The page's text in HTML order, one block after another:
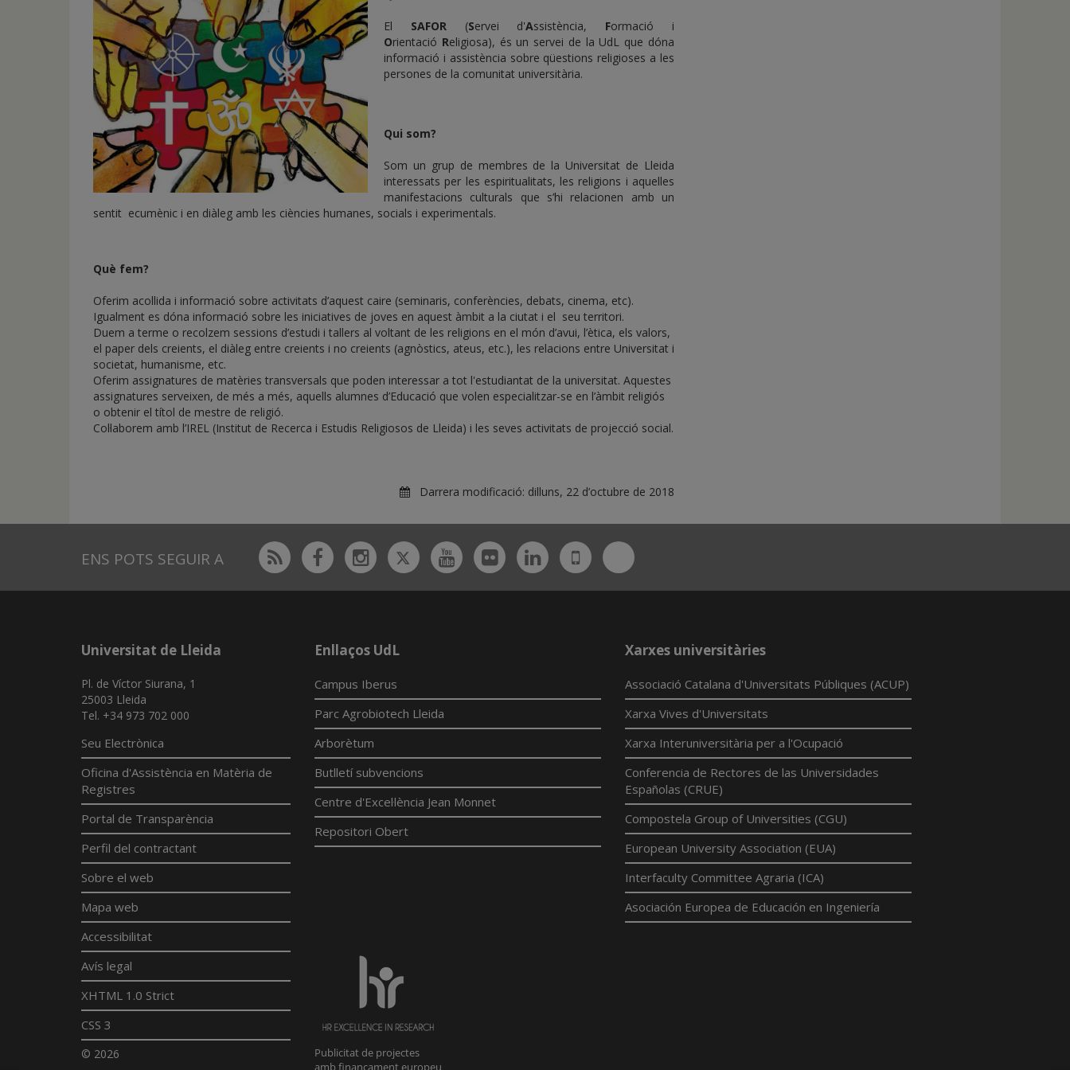
de
inicio
El SAFOR(Servei d'Assistència, Formació i
Orientació Religiosa), és un servei de la UdL que dóna
informació i assistència sobre qüestions religioses a les
persones de la comunitat universitària.
Qui som?
Som un grup de membres de la Universitat de Lleida
interessats per les espiritualitats, les religions i aquelles
manifestacions culturals que s’hi relacionen amb un
sentit ecumènic i en diàleg amb les ciències humanes, socials i experimentals.
Què fem?
Oferim acollida i informació sobre activitats d’aquest caire (seminaris, conferències, debats, cinema, etc).
Igualment es dóna informació sobre les iniciatives de joves en aquest àmbit a la ciutat i el seu territori.
Duem a terme o recolzem sessions d’estudi i tallers al voltant de les religions en el món d’avui, l’ètica, els valors,
el paper dels creients, el diàleg entre creients i no creients (agnòstics, ateus, etc.), les relacions entre Universitat i
societat, humanisme, etc.
Oferim assignatures de matèries transversals que poden interessar a tot l'estudiantat de la universitat. Aquestes
assignatures serveixen, de més a més, aquells alumnes d’Educació que volen especialitzar-se en l’àmbit religiós
o obtenir el títol de mestre de religió.
Col·laborem amb l’IREL (Institut de Recerca i Estudis Religiosos de Lleida) i les seves activitats de projecció social.
Darrera modificació: dilluns, 22 d’octubre de 2018
ENS POTS SEGUIR A Rss FacebookInstagram
TwitterYoutubeFlickrLinkedin
UdL
App
Bluesky
Universitat de Lleida
Pl. de Víctor Siurana, 1
25003 Lleida
Tel. +34 973 702 000
Seu Electrònica
Oficina d'Assistència en Matèria de
Registres
Portal de Transparència
Perfil del contractant
Sobre el web
Mapa web
Accessibilitat
Avís legal
XHTML 1.0 Strict
CSS 3
© 2026
Enllaços UdL
Campus Iberus
Parc Agrobiotech Lleida
Arborètum
Butlletí subvencions
Centre d'Excel·lència Jean Monnet
Repositori Obert
Xarxes universitàries
Associació Catalana d'Universitats Públiques (ACUP)
Xarxa Vives d'Universitats
Xarxa Interuniversitària per a l'Ocupació
Conferencia de Rectores de las Universidades
Españolas (CRUE)
Compostela Group of Universities (CGU)
European University Association (EUA)
Interfaculty Committee Agraria (ICA)
Asociación Europea de Educación en Ingeniería